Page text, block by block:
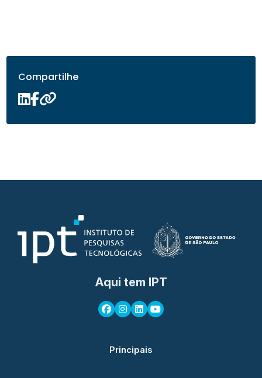
Compartilhe
Aqui tem IPT
Principais